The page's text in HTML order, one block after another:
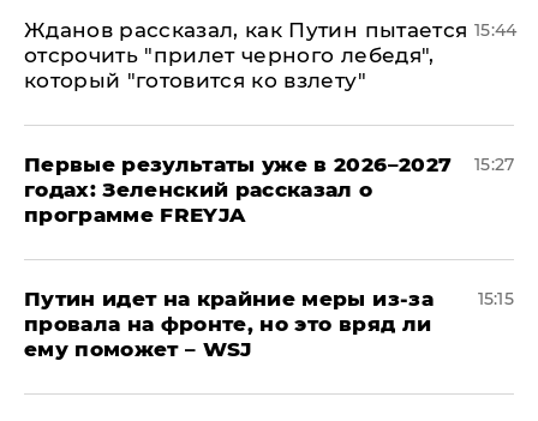
Жданов рассказал, как Путин пытается
отсрочить "прилет черного лебедя",
который "готовится ко взлету"
15:44
Первые результаты уже в 2026–2027
годах: Зеленский рассказал о
программе FREYJA
15:27
Путин идет на крайние меры из-за
провала на фронте, но это вряд ли
ему поможет – WSJ
15:15